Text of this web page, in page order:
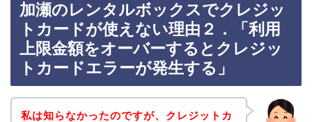
加瀬のレンタルボックスでクレジッ
トカードが使えない理由２．「利用
上限金額をオーバーするとクレジッ
トカードエラーが発生する」
私は知らなかったのですが、クレジットカ